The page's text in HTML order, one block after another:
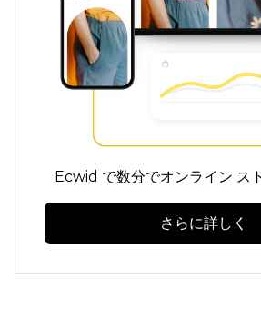
Ecwid で数分でオンライン ス
さらに詳しく